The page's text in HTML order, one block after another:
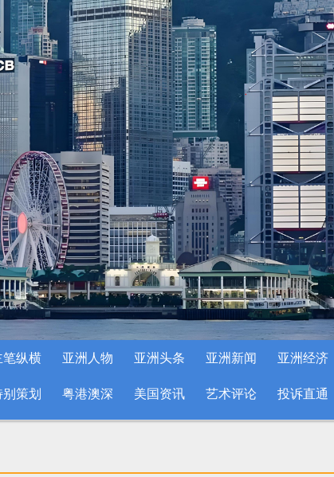
笔纵横 亚洲人物 亚洲头条 亚洲新闻 亚洲经济
别策划 粤港澳深 美国资讯 艺术评论 投诉直通